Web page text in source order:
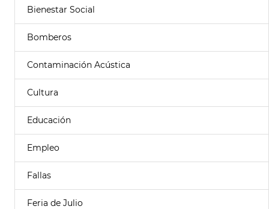
Bienestar Social
Bomberos
Contaminación Acústica
Cultura
Educación
Empleo
Fallas
Feria de Julio